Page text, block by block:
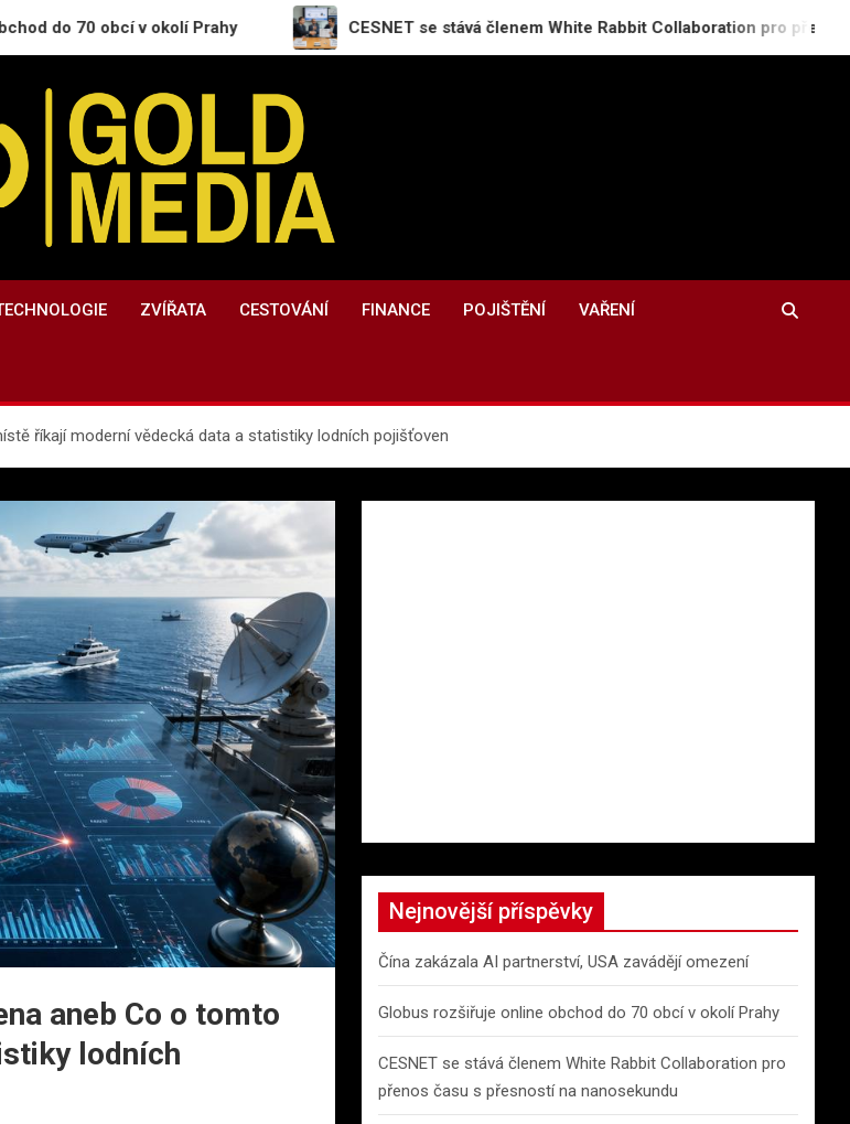
obcí v okolí Prahy CESNET se stává členem White Rabbit Collaboration pro přenos času s
ZVÍŘATA CESTOVÁNÍ FINANCE POJIŠTĚNÍ VAŘENÍ
říkají moderní vědecká data a statistiky lodních pojišťoven
aneb Co o tomto
lodních
Nejnovější příspěvky
Čína zakázala AI partnerství, USA zavádějí omezení
Globus rozšiřuje online obchod do 70 obcí v okolí Prahy
CESNET se stává členem White Rabbit Collaboration pro
přenos času s přesností na nanosekundu